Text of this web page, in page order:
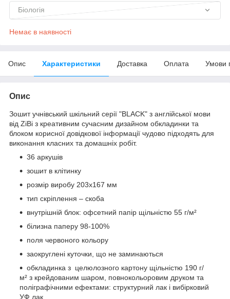
Біологія
Немає в наявності
Опис Характеристики Доставка Оплата Умови
Опис
Зошит учнівський шкільний серії "BLACK" з англійської мови
від ZiBi з креативним сучасним дизайном обкладинки та
блоком корисної довідкової інформації чудово підходять для
виконання класних та домашніх робіт.
36 аркушів
зошит в клітинку
розмір виробу 203х167 мм
тип скріплення – скоба
внутрішній блок: офсетний папір щільністю 55 г/м²
білизна паперу 98-100%
поля червоного кольору
заокруглені куточки, що не заминаються
обкладинка з целюлозного картону щільністю 190 г/
м² з крейдованим шаром, повнокольоровим друком та
поліграфічними ефектами: структурний лак і вибірковий
УФ лак